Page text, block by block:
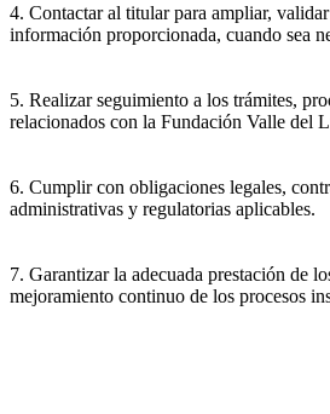
4. Contactar al titular para ampliar,
información proporcionada, cuando sea
5. Realizar seguimiento a los trámites,
relacionados con la Fundación Valle del
6. Cumplir con obligaciones legales,
administrativas y regulatorias aplicables.
7. Garantizar la adecuada prestación de
mejoramiento continuo de los procesos